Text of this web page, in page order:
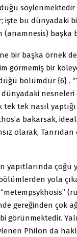
söylenmektedir
işte bu dünyadaki
(anamnesis) başka
bir başka örnek
görmemiş bir
bölümdür {6} .
dünyadaki
tek tek nasıl
bakarsak,
olarak,
yapıtlarında çoğu
yola
gereğinden çok
görünmektedir.
Philon da